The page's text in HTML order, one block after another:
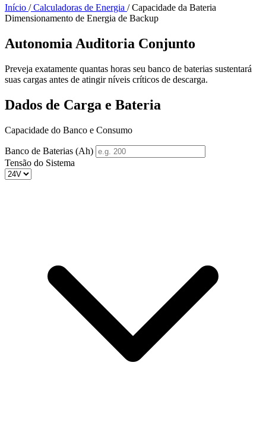
Início /Calculadoras de Energia /Capacidade da Bateria
Dimensionamento de Energia de Backup
Autonomia Auditoria Conjunto
Preveja exatamente quantas horas seu banco de baterias sustentará
suas cargas antes de atingir níveis críticos de descarga.
Dados de Carga e Bateria
Capacidade do Banco e Consumo
Banco de Baterias (Ah)
Tensão do Sistema